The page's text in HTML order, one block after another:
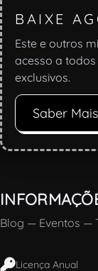
BAIXE
Este e outros
acesso a
exclusivos.
Saber Mais
Blog — Eventos —
Licença Anual